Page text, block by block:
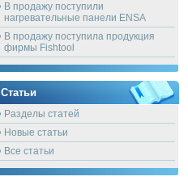
В продажу поступили
нагревательные панели ENSA
В продажу поступила продукция
фирмы Fishtool
Статьи
Разделы статей
Новые статьи
Все статьи